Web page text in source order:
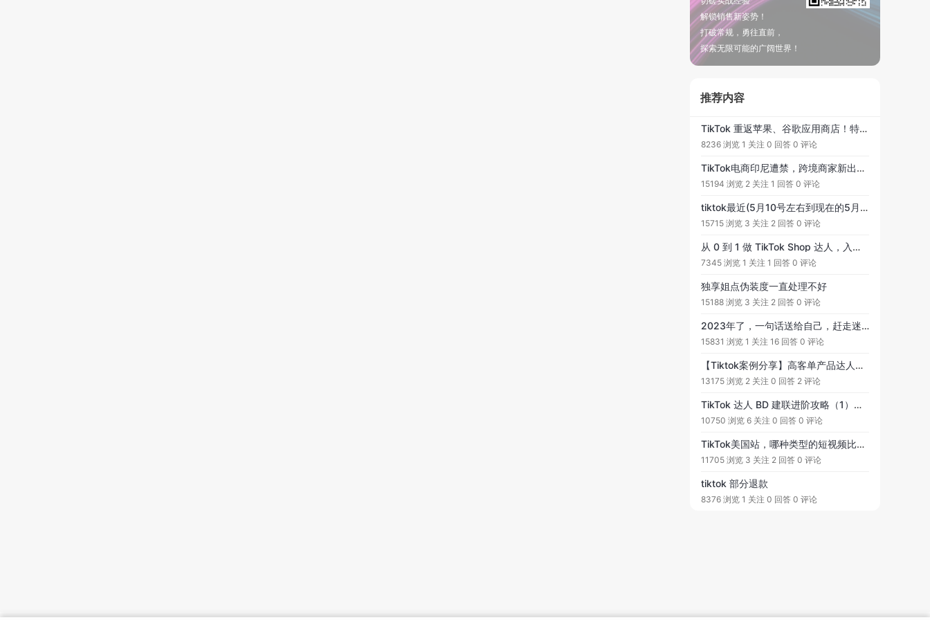
解锁销售新姿势！
打破常规，勇往直前，
探索无限可能的广阔世界！
推荐内容
TikTok 重返苹果、谷歌应用商店！特朗普神之操作既展示对华强硬姿态，又避免流失年轻选民？
8236 浏览 1 关注 0 回答 0 评论
TikTok电商印尼遭禁，跨境商家新出路在哪里？
15194 浏览 2 关注 1 回答 0 评论
tiktok最近(5月10号左右到现在的5月22号)，为什么流量普遍腰斩？每一条都是原创视频，且我们有几百个账号播放量都腰斩了
15715 浏览 3 关注 2 回答 0 评论
从 0 到 1 做 TikTok Shop 达人，入门指南来了！
7345 浏览 1 关注 1 回答 0 评论
独享姐点伪装度一直处理不好
15188 浏览 3 关注 2 回答 0 评论
2023年了，一句话送给自己，赶走迷惘，治愈焦虑，向阳生长！
15831 浏览 1 关注 16 回答 0 评论
【Tiktok案例分享】高客单产品达人带货新思路。产品Budget planner，玩法就是老板亲自下场带货，操作思路就是老板自己养了一个官方达人号，亲自下场带货，最大化展示出产品卖点，并且粉丝量非常垂直，也只带自己仅有的几款同类项产品。
13175 浏览 2 关注 0 回答 2 评论
TikTok 达人 BD 建联进阶攻略（1）达人需求分析、高效建联的方式、和达人合作的关键环节&达人维护管理
10750 浏览 6 关注 0 回答 0 评论
TikTok美国站，哪种类型的短视频比较受欢迎？最近看了很多平台上的短视频，各式各样让人看花了眼
11705 浏览 3 关注 2 回答 0 评论
tiktok 部分退款
8376 浏览 1 关注 0 回答 0 评论